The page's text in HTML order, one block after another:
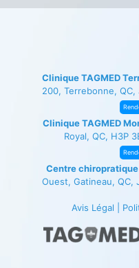
Clinique TAGMED
200, Terrebonne, QC,
Clinique TAGMED
Royal, QC, H3P
Centre
Ouest, Gatineau, QC,
Avis Légal